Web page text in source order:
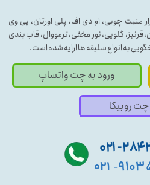
منبت چوبی، ام دی اف، پلی اورتان، پی وی
گلویی، نور مخفی، ترمووال، قاب بندی
به انواع سلیقه ها ارایه شده است.
ورود به چت واتساپ
-۰۲۱
روبیکا